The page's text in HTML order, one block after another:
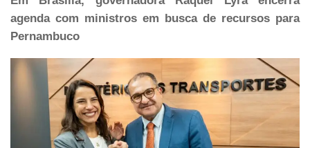
agenda com ministros em busca de recursos para
Pernambuco